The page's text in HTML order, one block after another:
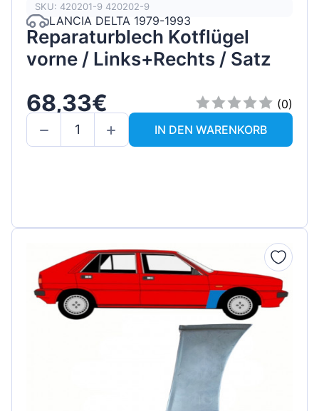
SKU: 420201-9 420202-9
LANCIA DELTA 1979-1993
Reparaturblech Kotflügel
vorne / Links+Rechts / Satz
68,33€
(0)
IN DEN WARENKORB